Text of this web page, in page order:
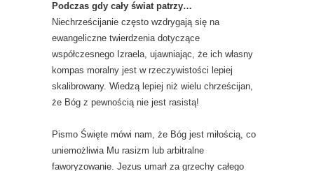
Podczas gdy cały świat patrzy…
Niechrześcijanie często wzdrygają się na
ewangeliczne twierdzenia dotyczące
współczesnego Izraela, ujawniając, że ich własny
kompas moralny jest w rzeczywistości lepiej
skalibrowany. Wiedzą lepiej niż wielu chrześcijan,
że Bóg z pewnością nie jest rasistą!
Pismo Święte mówi nam, że Bóg jest miłością, co
uniemożliwia Mu rasizm lub arbitralne
faworyzowanie. Jezus umarł za grzechy całego